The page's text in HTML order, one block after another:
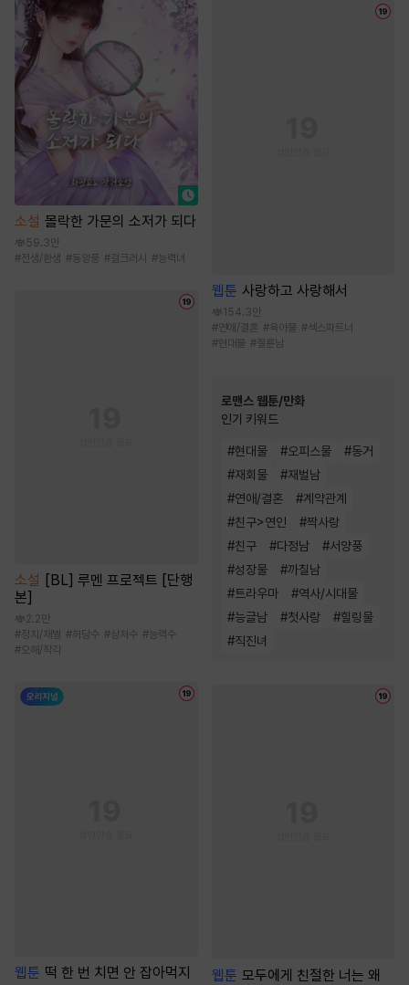
소설 몰락한 가문의 소저가 되다
59.3만
#전생/환생 #동양풍 #걸크러시 #능력녀
소설
[BL] 루멘 프로젝트 [단행
본]
2.2만
#정치/재벌 #허당수 #상처수 #능력수
#오해/착각
웹툰 떡 한 번 치면 안 잡아먹지
웹툰 사랑하고 사랑해서
154.3만
#연애/결혼 #육아물 #섹스파트너
#현대물 #절륜남
로맨스 웹툰/만화
인기 키워드
#현대물 #오피스물 #동거
#재회물 #재벌남
#연애/결혼 #계약관계
#친구>연인 #짝사랑
#친구 #다정남 #서양풍
#성장물 #까칠남
#트라우마 #역사/시대물
#능글남 #첫사랑 #힐링물
#직진녀
웹툰 모두에게 친절한 너는 왜